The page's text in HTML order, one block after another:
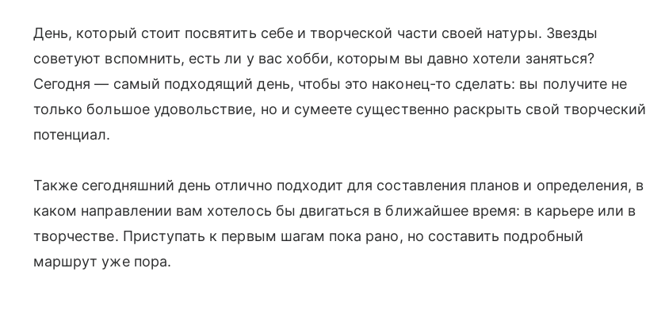
День, который стоит посвятить себе и творческой части своей натуры. Звезды
советуют вспомнить, есть ли у вас хобби, которым вы давно хотели заняться?
Сегодня — самый подходящий день, чтобы это наконец-то сделать: вы получите не
только большое удовольствие, но и сумеете существенно раскрыть свой творческий
потенциал.
Также сегодняшний день отлично подходит для составления планов и определения, в
каком направлении вам хотелось бы двигаться в ближайшее время: в карьере или в
творчестве. Приступать к первым шагам пока рано, но составить подробный
маршрут уже пора.